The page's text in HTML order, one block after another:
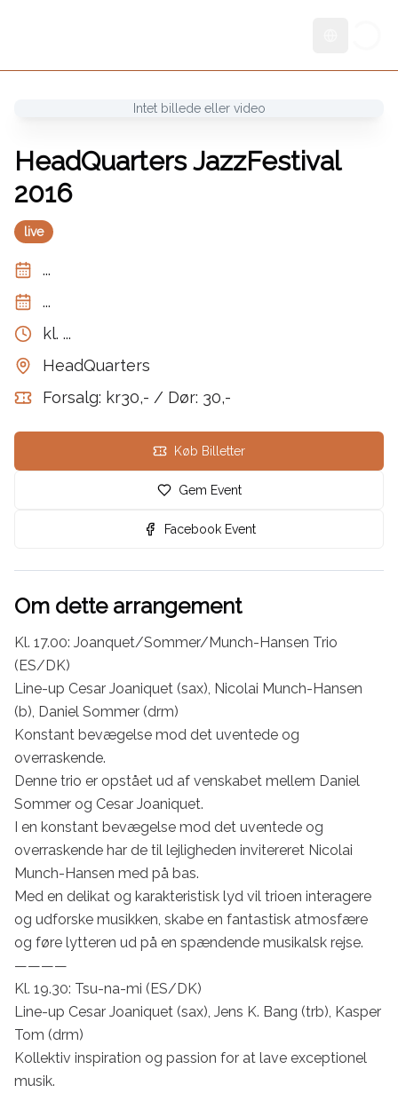
Intet billede eller video
HeadQuarters JazzFestival
2016
live
...
...
kl. ...
HeadQuarters
Forsalg: kr30,- / Dør: 30,-
Køb Billetter
Gem Event
Facebook Event
Om dette arrangement
Kl. 17.00: Joanquet/Sommer/Munch-Hansen Trio
(ES/DK)
Line-up Cesar Joaniquet (sax), Nicolai Munch-Hansen
(b), Daniel Sommer (drm)
Konstant bevægelse mod det uventede og
overraskende.
Denne trio er opstået ud af venskabet mellem Daniel
Sommer og Cesar Joaniquet.
I en konstant bevægelse mod det uventede og
overraskende har de til lejligheden invitereret Nicolai
Munch-Hansen med på bas.
Med en delikat og karakteristisk lyd vil trioen interagere
og udforske musikken, skabe en fantastisk atmosfære
og føre lytteren ud på en spændende musikalsk rejse.
————
Kl. 19.30: Tsu-na-mi (ES/DK)
Line-up Cesar Joaniquet (sax), Jens K. Bang (trb), Kasper
Tom (drm)
Kollektiv inspiration og passion for at lave exceptionel
musik.